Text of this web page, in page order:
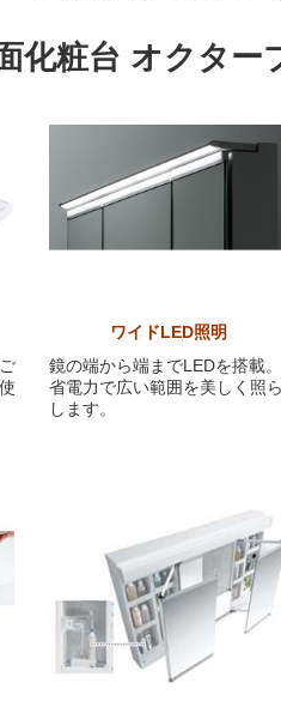
粧台 オクター
ワイドLED照明
鏡の端から端までLEDを搭載。
省電力で広い範囲を美しく照
します。